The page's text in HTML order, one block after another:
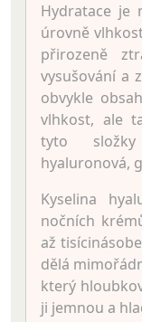
Hydratace je
úrovně
přirozeně
vysušování a
obvykle
vlhkost, ale
tyto
hyaluronová,
Kyselina
nočních
až
dělá
který
ji jemnou a